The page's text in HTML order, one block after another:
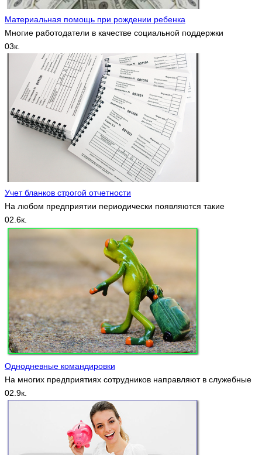
Материальная помощь при рождении ребенка
Многие работодатели в качестве социальной поддержки
03к.
Учет бланков строгой отчетности
На любом предприятии периодически появляются такие
02.6к.
Однодневные командировки
На многих предприятиях сотрудников направляют в служебные
02.9к.